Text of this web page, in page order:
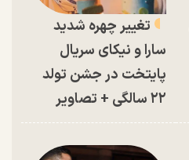
تغییر چهره شدید
سارا و نیکای سریال
پایتخت در جشن تولد
۲۲ سالگی + تصاویر